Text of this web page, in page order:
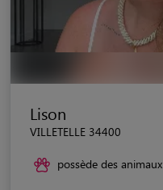
Lison
VILLETELLE 34400
possède des animaux